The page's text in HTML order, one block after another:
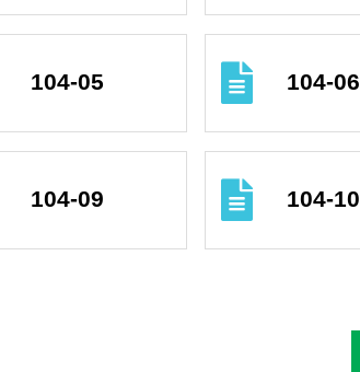
104-05 104-06
104-09 104-10